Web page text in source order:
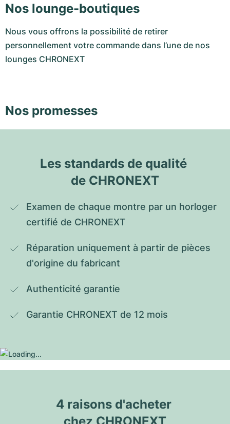
Nos lounge-boutiques
Nous vous offrons la possibilité de retirer
personnellement votre commande dans l’une de nos
lounges CHRONEXT
Nos promesses
Les standards de qualité
de CHRONEXT
Examen de chaque montre par un horloger
certifié de CHRONEXT
Réparation uniquement à partir de pièces
d'origine du fabricant
Authenticité garantie
Garantie CHRONEXT de 12 mois
4 raisons d'acheter